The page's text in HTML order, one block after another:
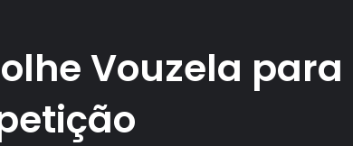
Vouzela para